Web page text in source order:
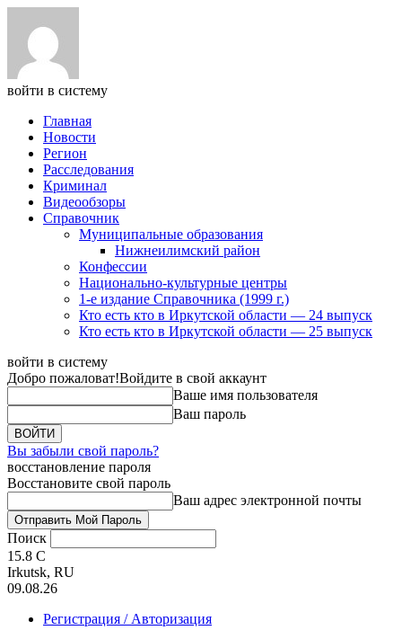
войти в систему
Главная
Новости
Регион
Расследования
Криминал
Видеообзоры
Справочник
Муниципальные образования
Нижнеилимский район
Конфессии
Национально-культурные центры
1-е издание Справочника (1999 г.)
Кто есть кто в Иркутской области — 24 выпуск
Кто есть кто в Иркутской области — 25 выпуск
войти в систему
Добро пожаловат!Войдите в свой аккаунт
Ваше имя пользователя
Ваш пароль
Вы забыли свой пароль?
восстановление пароля
Восстановите свой пароль
Ваш адрес электронной почты
Поиск
15.8 C
Irkutsk, RU
09.08.26
Регистрация / Авторизация